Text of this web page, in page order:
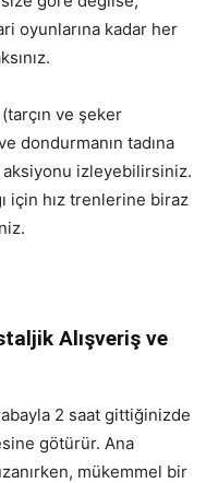
oyunlarına kadar her
ve şeker
dondurmanın tadına
izleyebilirsiniz.
için hız trenlerine biraz
Alışveriş ve
2 saat gittiğinizde
götürür. Ana
mükemmel bir